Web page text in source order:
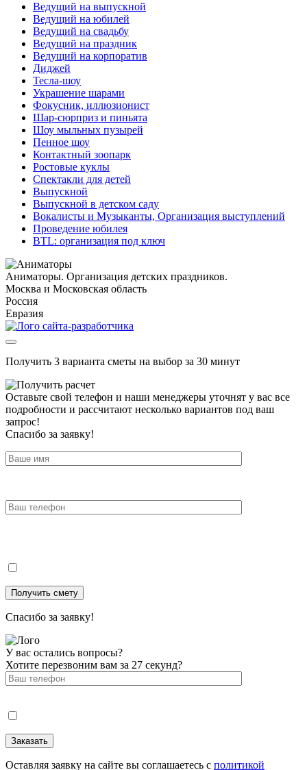
Ведущий на выпускной
Ведущий на юбилей
Ведущий на свадьбу
Ведущий на праздник
Ведущий на корпоратив
Диджей
Тесла-шоу
Украшение шарами
Фокусник, иллюзионист
Шар-сюрприз и пиньята
Шоу мыльных пузырей
Пенное шоу
Контактный зоопарк
Ростовые куклы
Спектакли для детей
Выпускной
Выпускной в детском саду
Вокалисты и Музыканты, Организация выступлений
Проведение юбилея
BTL: организация под ключ
Аниматоры. Организация детских праздников.
Москва и Московская область
Россия
Евразия
Получить 3 варианта сметы на выбор за 30 минут
Оставьте свой телефон и наши менеджеры уточнят у вас все
подробности и рассчитают несколько вариантов под ваш
запрос!
Спасибо за заявку!
Спасибо за заявку!
У вас остались вопросы?
Хотите перезвоним вам за 27 секунд?
Оставляя заявку на сайте вы соглашаетесь с политикой